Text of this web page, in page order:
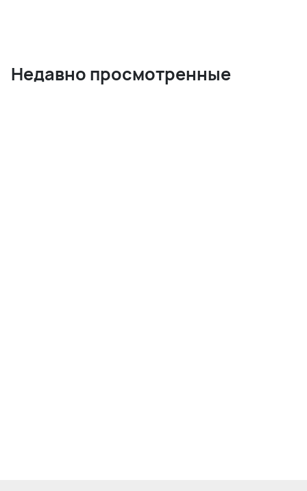
Недавно просмотренные